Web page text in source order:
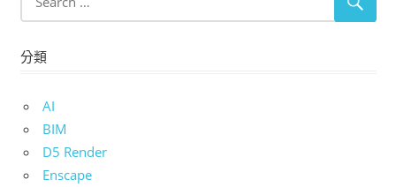
分類
AI
BIM
D5 Render
Enscape